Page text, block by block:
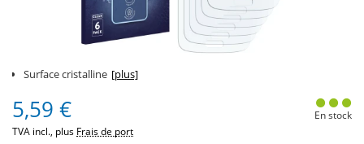
Surface cristalline [plus]
5,59 €
TVA incl., plus Frais de port
En stock